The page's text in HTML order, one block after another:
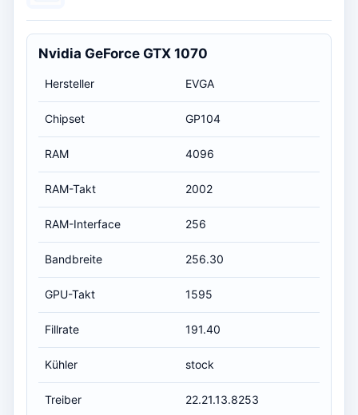
Nvidia GeForce GTX 1070
Hersteller EVGA
Chipset GP104
RAM 4096
RAM-Takt 2002
RAM-Interface 256
Bandbreite 256.30
GPU-Takt 1595
Fillrate 191.40
Kühler stock
Treiber 22.21.13.8253